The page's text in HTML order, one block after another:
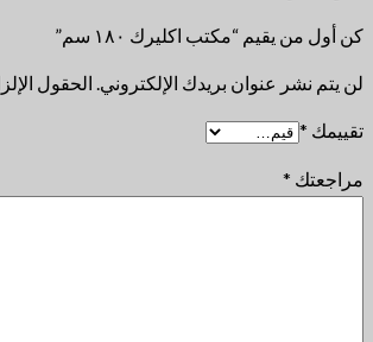
كن أول من يقيم “مكتب اكليرك ١٨٠ سم”
لن يتم نشر عنوان بريدك الإلكتروني. الحقول
تقييمك *
مراجعتك *